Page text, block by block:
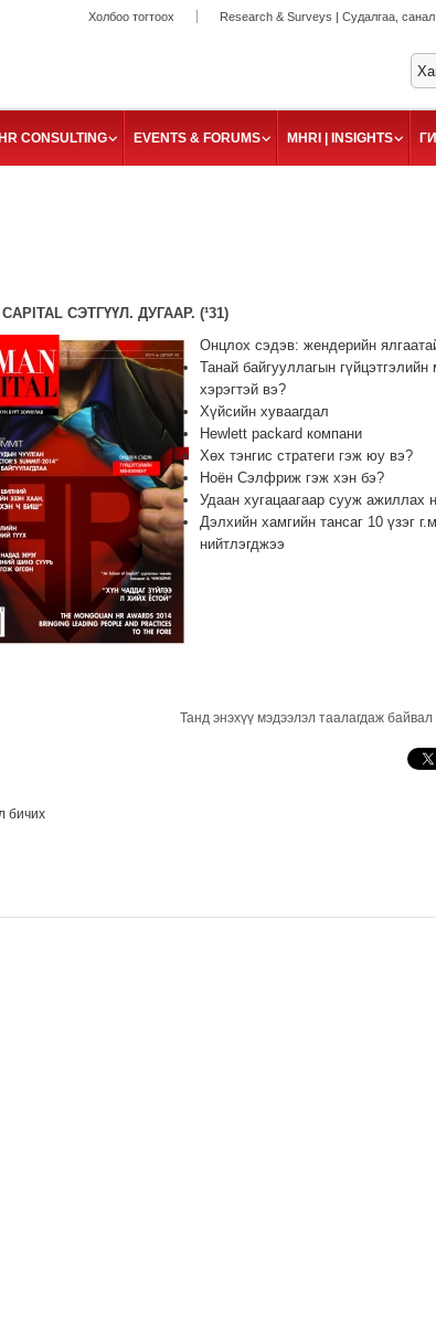
Холбоо тогтоох Research & Surveys | Судалгаа, санал
HR CONSULTING EVENTS & FORUMS MHRI | INSIGHTS
CAPITAL СЭТГҮҮЛ. ДУГААР. (¹31)
Онцлох сэдэв: жендерийн
Танай байгууллагын
хэрэгтэй вэ?
Хүйсийн хуваагдал
Hewlett packard компани
Хөх тэнгис стратеги гэж юу вэ?
Ноён Сэлфриж гэж хэн бэ?
Удаан хугацаагаар сууж ажиллах
Дэлхийн хамгийн тансаг 10 үзэг
нийтлэгджээ
Танд энэхүү мэдээлэл таалагдаж
бичих